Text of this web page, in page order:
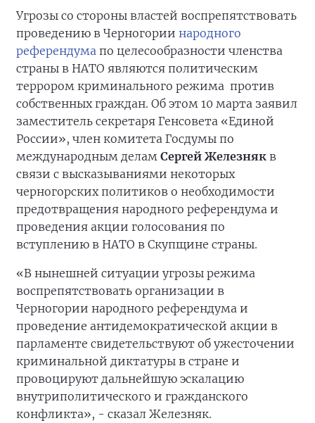
Угрозы со стороны властей воспрепятствовать
проведению в Черногории народного
референдума по целесообразности членства
страны в НАТО являются политическим
террором криминального режима против
собственных граждан. Об этом 10 марта заявил
заместитель секретаря Генсовета «Единой
России», член комитета Госдумы по
международным делам Сергей Железняк в
связи с высказываниями некоторых
черногорских политиков о необходимости
предотвращения народного референдума и
проведения акции голосования по
вступлению в НАТО в Скупщине страны.
«В нынешней ситуации угрозы режима
воспрепятствовать организации в
Черногории народного референдума и
проведение антидемократической акции в
парламенте свидетельствуют об ужесточении
криминальной диктатуры в стране и
провоцируют дальнейшую эскалацию
внутриполитического и гражданского
конфликта», - сказал Железняк.